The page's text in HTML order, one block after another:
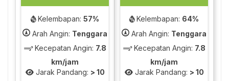
Kelembapan: 57%
Arah Angin: Tenggara
Kecepatan Angin: 7.8
km/jam
Jarak Pandang: > 10
Kelembapan: 64%
Arah Angin: Tenggara
Kecepatan Angin: 7.8
km/jam
Jarak Pandang: > 10